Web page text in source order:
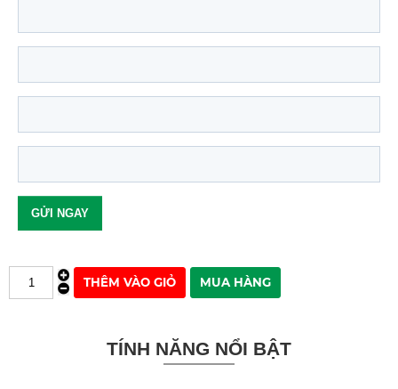
TÍNH NĂNG NỔI BẬT